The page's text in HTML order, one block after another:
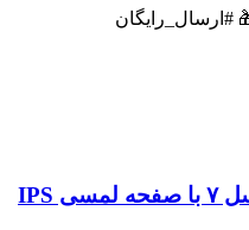
است.